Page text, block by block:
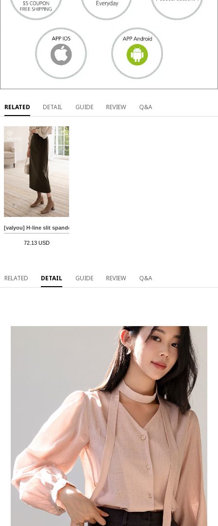
RELATED DETAIL GUIDE REVIEW Q&A
[valyou] H-line slit spandex long skirt
72.13 USD
RELATED DETAIL GUIDE REVIEW Q&A